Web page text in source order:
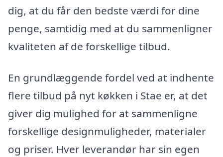
dig, at du får den bedste værdi for dine
penge, samtidig med at du sammenligner
kvaliteten af de forskellige tilbud.
En grundlæggende fordel ved at indhente
flere tilbud på nyt køkken i Stae er, at det
giver dig mulighed for at sammenligne
forskellige designmuligheder, materialer
og priser. Hver leverandør har sin egen